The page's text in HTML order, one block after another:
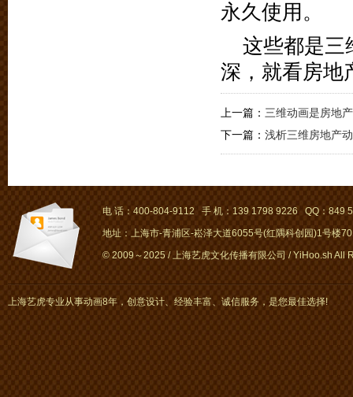
永久使用。
这些都是三
深，就看房地
上一篇： 三维动画是房地
下一篇： 浅析三维房地产
电 话：400-804-9112 手 机：139 1798 9226 QQ：849
地址：上海市-青浦区-崧泽大道6055号(红隅科创园)1号楼
© 2009～2025 / 上海艺虎文化传播有限公司 / YiHoo.sh All
上海艺虎专业从事动画8年，创意设计、经验丰富、诚信服务，是您最佳选择!